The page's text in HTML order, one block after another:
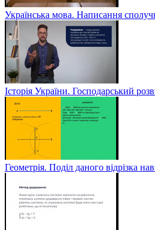
Українська мова. Написання
Історія України. Господарський
Геометрія. Поділ даного відрізка